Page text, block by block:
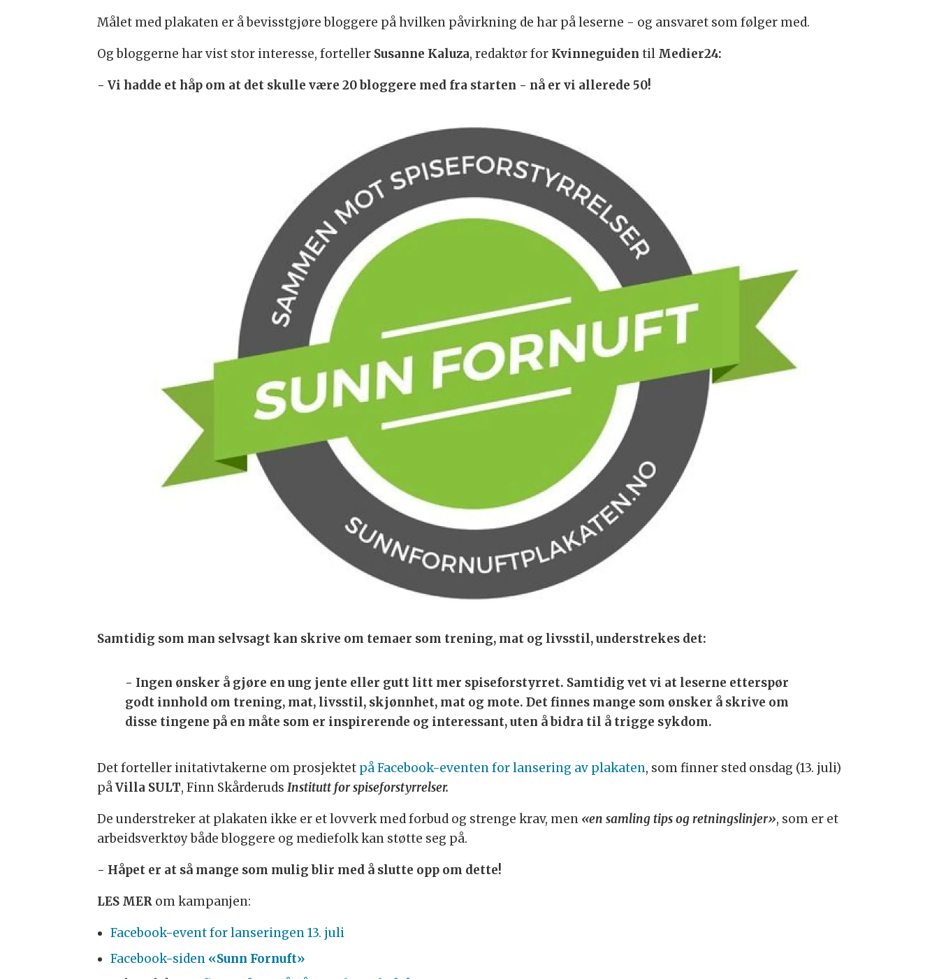
Målet med plakaten er å bevisstgjøre bloggere på hvilken påvirkning de har på leserne - og ansvaret som følger med.
Og bloggerne har vist stor interesse, forteller Susanne Kaluza, redaktør for Kvinneguidentil Medier24:
- Vi hadde et håp om at det skulle være 20 bloggere med fra starten - nå er vi allerede 50!
Samtidig som man selvsagt kan skrive om temaer som trening, mat og livsstil, understrekes det:
- Ingen ønsker å gjøre en ung jente eller gutt litt mer spiseforstyrret. Samtidig vet vi at leserne etterspør
godt innhold om trening, mat, livsstil, skjønnhet, mat og mote. Det finnes mange som ønsker å skrive om
disse tingene på en måte som er inspirerende og interessant, uten å bidra til å trigge sykdom.
Det forteller initativtakerne om prosjektet på Facebook-eventen for lansering av plakaten, som finner sted onsdag (13. juli)
påVilla SULT, Finn SkårderudsInstitutt for spiseforstyrrelser.
De understreker at plakaten ikke er et lovverk med forbud og strenge krav, men «en samling tips og retningslinjer», som er et
arbeidsverktøy både bloggere og mediefolk kan støtte seg på.
- Håpet er at så mange som mulig blir med å slutte opp om dette!
LES MER om kampanjen:
Facebook-event for lanseringen 13. juli
Facebook-siden «Sunn Fornuft»